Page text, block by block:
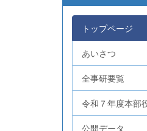
トップページ
あいさつ
全事研要覧
令和７年度本部
公開データ